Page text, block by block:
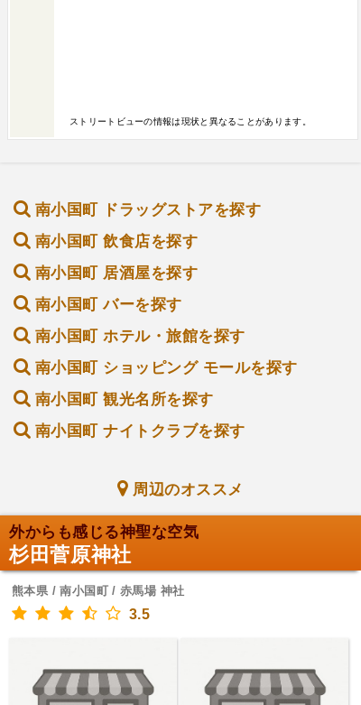
ストリートビューの情報は現状と異なることがあります。
南小国町 ドラッグストアを探す
南小国町 飲食店を探す
南小国町 居酒屋を探す
南小国町 バーを探す
南小国町 ホテル・旅館を探す
南小国町 ショッピング モールを探す
南小国町 観光名所を探す
南小国町 ナイトクラブを探す
周辺のオススメ
外からも感じる神聖な空気
杉田菅原神社
熊本県 / 南小国町 / 赤馬場 神社
3.5